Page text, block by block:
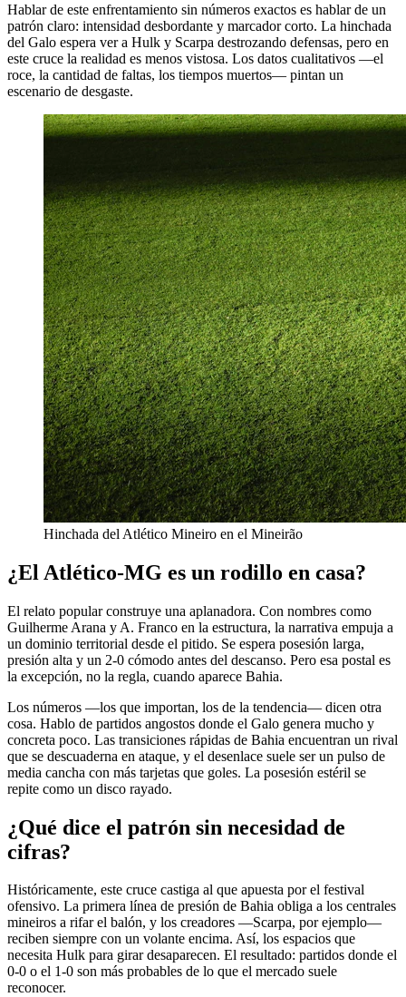
Hablar de este enfrentamiento sin números exactos es hablar de un
patrón claro: intensidad desbordante y marcador corto. La hinchada
del Galo espera ver a Hulk y Scarpa destrozando defensas, pero en
este cruce la realidad es menos vistosa. Los datos cualitativos —el
roce, la cantidad de faltas, los tiempos muertos— pintan un
escenario de desgaste.
Hinchada del Atlético Mineiro en el Mineirão
¿El Atlético-MG es un rodillo en casa?
El relato popular construye una aplanadora. Con nombres como
Guilherme Arana y A. Franco en la estructura, la narrativa empuja a
un dominio territorial desde el pitido. Se espera posesión larga,
presión alta y un 2-0 cómodo antes del descanso. Pero esa postal es
la excepción, no la regla, cuando aparece Bahia.
Los números —los que importan, los de la tendencia— dicen otra
cosa. Hablo de partidos angostos donde el Galo genera mucho y
concreta poco. Las transiciones rápidas de Bahia encuentran un rival
que se descuaderna en ataque, y el desenlace suele ser un pulso de
media cancha con más tarjetas que goles. La posesión estéril se
repite como un disco rayado.
¿Qué dice el patrón sin necesidad de
cifras?
Históricamente, este cruce castiga al que apuesta por el festival
ofensivo. La primera línea de presión de Bahia obliga a los centrales
mineiros a rifar el balón, y los creadores —Scarpa, por ejemplo—
reciben siempre con un volante encima. Así, los espacios que
necesita Hulk para girar desaparecen. El resultado: partidos donde el
0-0 o el 1-0 son más probables de lo que el mercado suele
reconocer.